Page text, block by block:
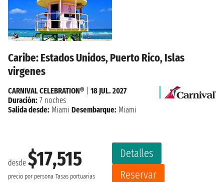
Caribe: Estados Unidos, Puerto Rico, Islas
virgenes
desde $17,515
precio por persona Tasas portuarias
Detalles
Reservar
CARNIVAL CELEBRATION®
18 JUL. 2027
Duración: 7 noches
Salida desde: Miami Desembarque: Miami